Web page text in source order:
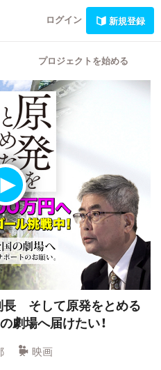
ログイン 新規登録
プロジェクトを始める
長 そして原発をとめる
劇場へ届けたい！
映画